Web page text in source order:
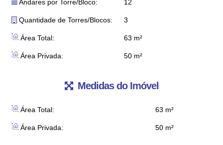
Andares por Torre/Bloco: 12
Quantidade de Torres/Blocos: 3
Área Total: 63 m²
Área Privada: 50 m²
Medidas do Imóvel
Área Total: 63 m²
Área Privada: 50 m²